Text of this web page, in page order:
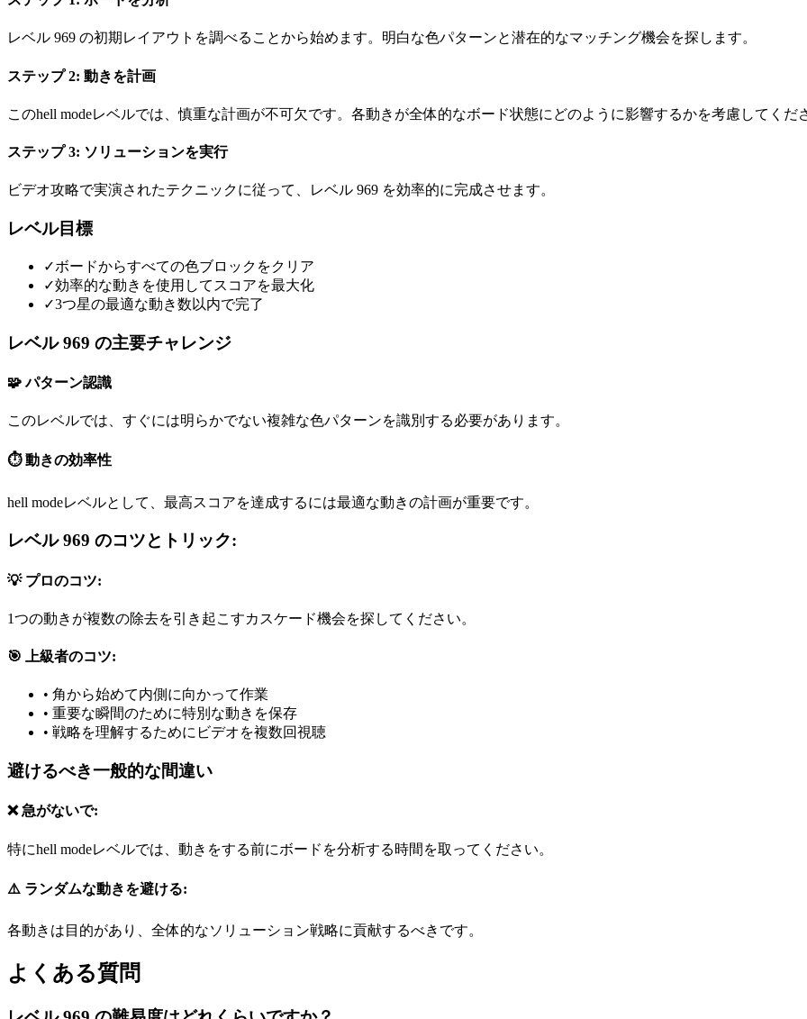
レベル 969 の初期レイアウトを調べることから始めます。明白な色パターンと潜在的なマッチング機会を探します。
ステップ 2: 動きを計画
このhell modeレベルでは、慎重な計画が不可欠です。各動きが全体的なボード状態にどのように影響するかを考慮してくだ
ステップ 3: ソリューションを実行
ビデオ攻略で実演されたテクニックに従って、レベル 969 を効率的に完成させます。
レベル目標
✓ボードからすべての色ブロックをクリア
✓効率的な動きを使用してスコアを最大化
✓3つ星の最適な動き数以内で完了
レベル 969 の主要チャレンジ
🧩 パターン認識
このレベルでは、すぐには明らかでない複雑な色パターンを識別する必要があります。
⏱️ 動きの効率性
hell modeレベルとして、最高スコアを達成するには最適な動きの計画が重要です。
レベル 969 のコツとトリック:
💡 プロのコツ:
1つの動きが複数の除去を引き起こすカスケード機会を探してください。
🎯 上級者のコツ:
• 角から始めて内側に向かって作業
• 重要な瞬間のために特別な動きを保存
• 戦略を理解するためにビデオを複数回視聴
避けるべき一般的な間違い
❌ 急がないで:
特にhell modeレベルでは、動きをする前にボードを分析する時間を取ってください。
⚠️ ランダムな動きを避ける:
各動きは目的があり、全体的なソリューション戦略に貢献するべきです。
よくある質問